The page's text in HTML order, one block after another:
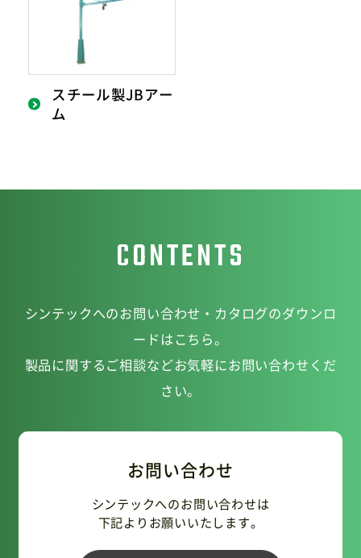
スチール製JBアー
ム
CONTENTS
シンテックへのお問い合わせ・カタログのダウンロ
ードはこちら。
製品に関するご相談などお気軽にお問い合わせくだ
さい。
お問い合わせ
シンテックへのお問い合わせは
下記よりお願いいたします。